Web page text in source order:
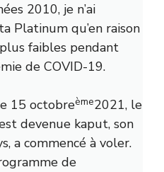
2010, je n’ai
Platinum qu’en raison
faibles pendant
de COVID-19.
15 octobreème2021, le
devenue kaput, son
a commencé à voler.
de